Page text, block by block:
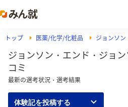
トップ 医薬/化学/化粧品 ジョンソ
ジョンソン・エンド・ジョ
コミ
最新の選考状況・選考結果
体験記を投稿する